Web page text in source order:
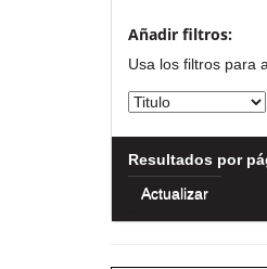
Añadir filtros:
Usa los filtros para
Resultados por